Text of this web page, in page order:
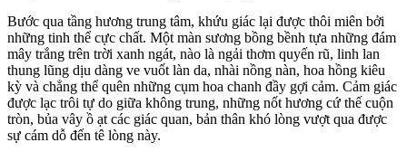
Bước qua tầng hương trung tâm, khứu giác lại được thôi miên bởi
những tinh thể cực chất. Một màn sương bồng bềnh tựa những đám
mây trắng trên trời xanh ngát, nào là ngải thơm quyến rũ, linh lan
thung lũng dịu dàng ve vuốt làn da, nhài nồng nàn, hoa hồng kiêu
kỳ và chẳng thể quên những cụm hoa chanh đầy gợi cảm. Cảm giác
được lạc trôi tự do giữa không trung, những nốt hương cứ thế cuộn
tròn, bủa vây ồ ạt các giác quan, bản thân khó lòng vượt qua được
sự cám dỗ đến tê lòng này.